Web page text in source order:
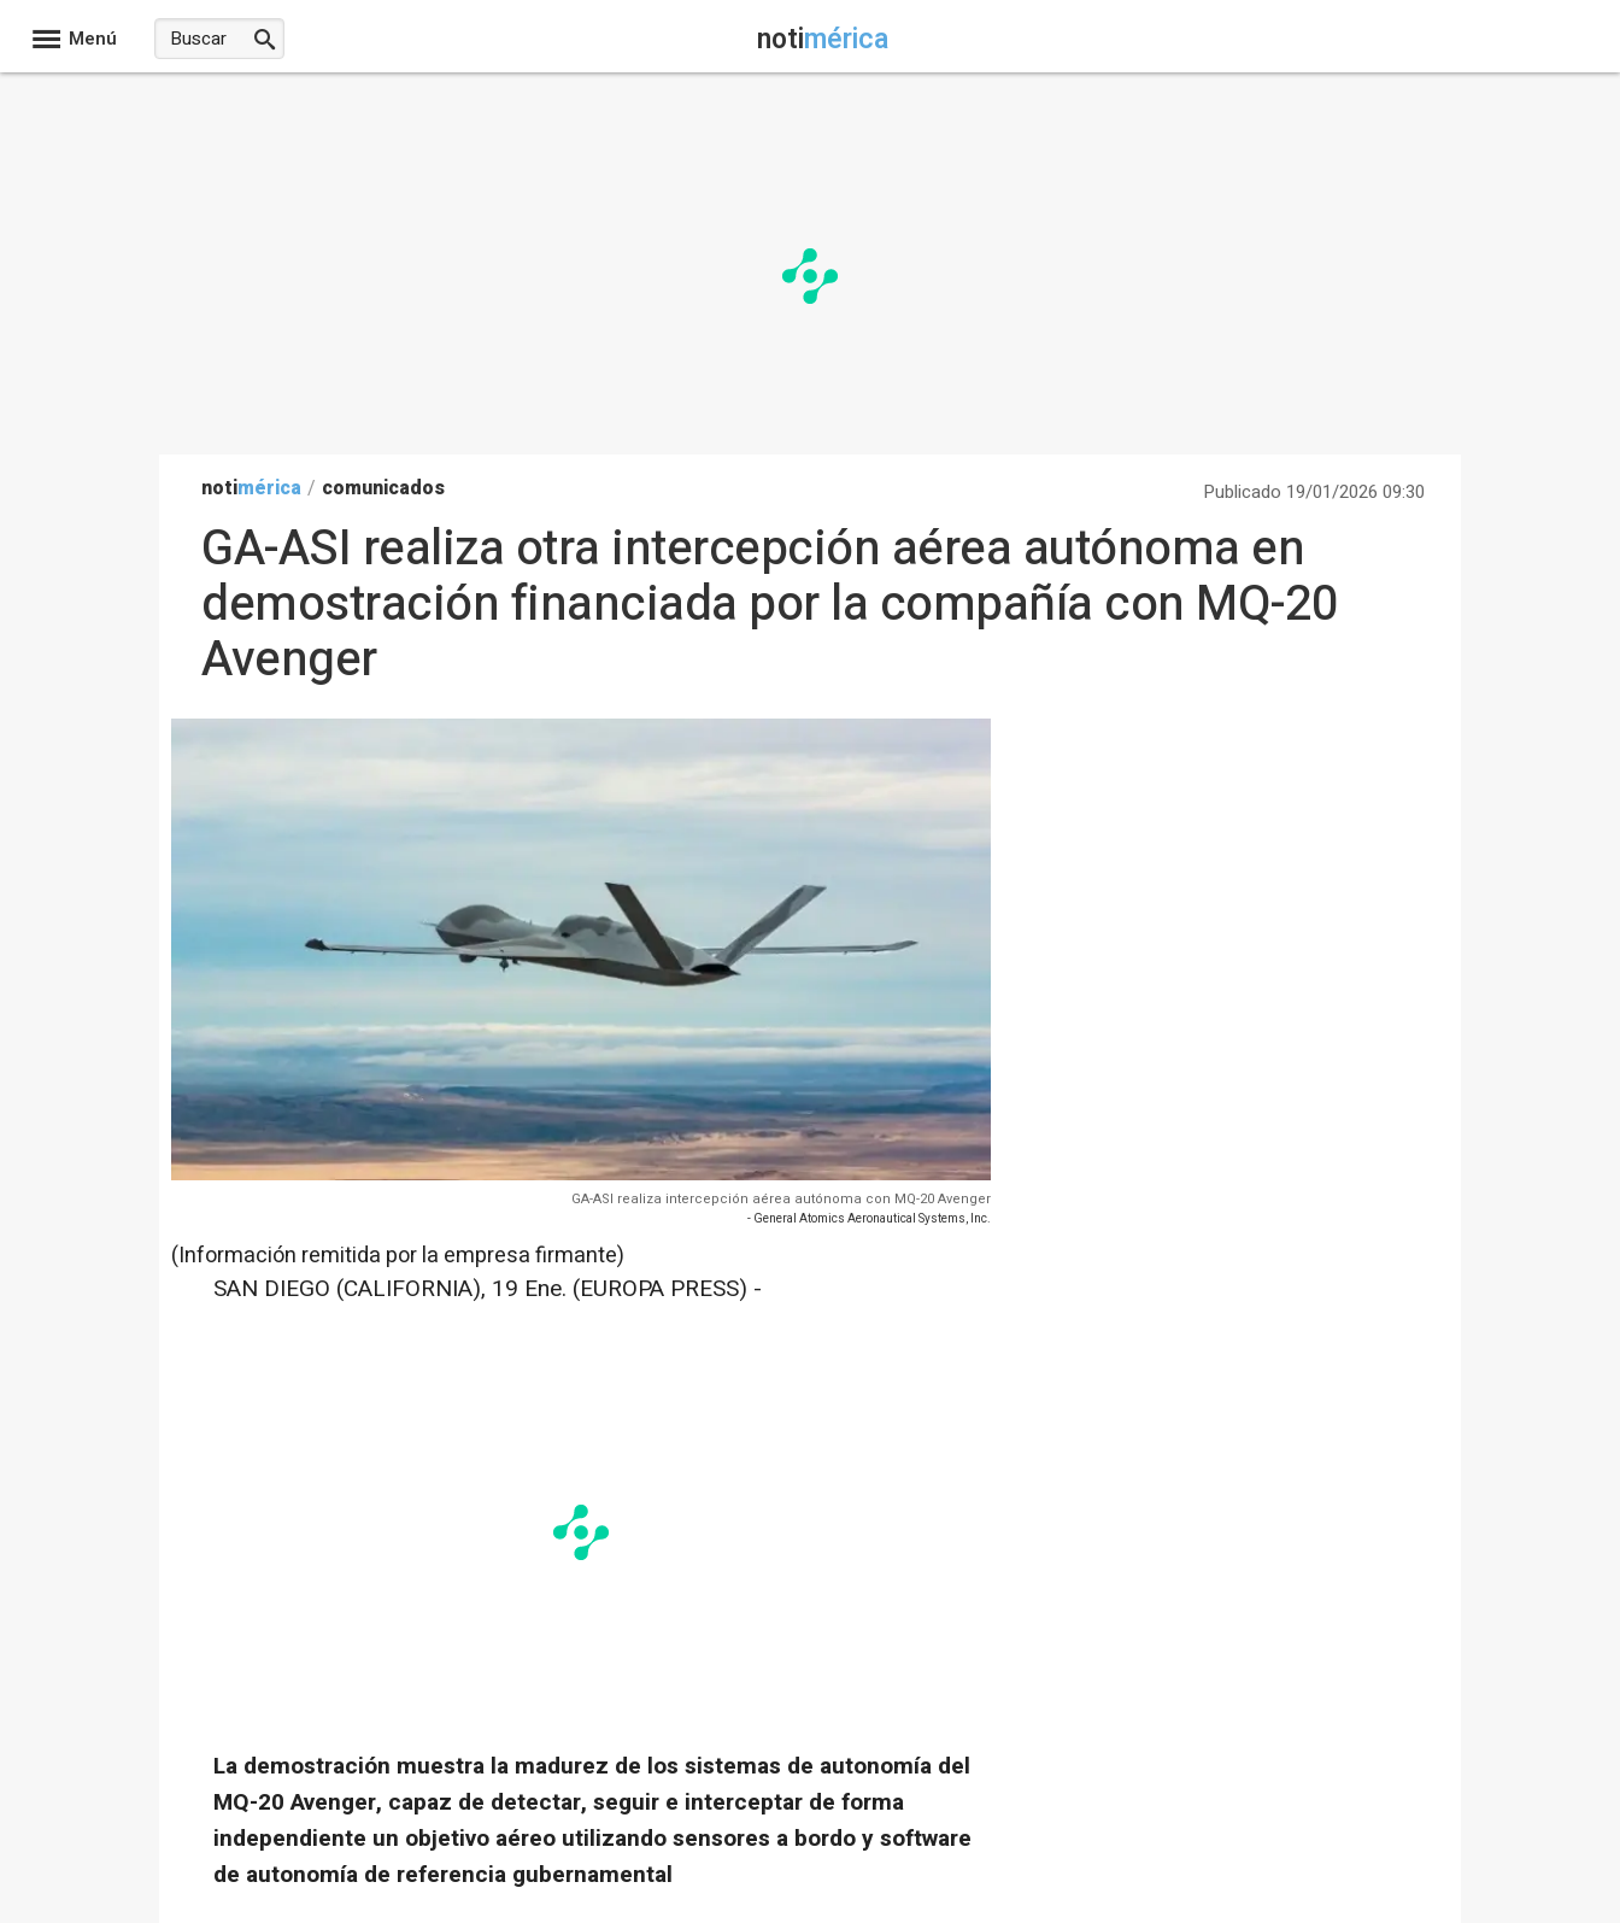
Menú notimérica
notimérica / comunicados Publicado 19/01/2026 09:30
GA-ASI realiza otra intercepción aérea autónoma en
demostración financiada por la compañía con MQ-20
Avenger
GA-ASI realiza intercepción aérea autónoma con MQ-20 Avenger
- General Atomics Aeronautical Systems, Inc.
(Información remitida por la empresa firmante)
SAN DIEGO (CALIFORNIA), 19 Ene. (EUROPA PRESS) -
La demostración muestra la madurez de los sistemas de autonomía del
MQ-20 Avenger, capaz de detectar, seguir e interceptar de forma
independiente un objetivo aéreo utilizando sensores a bordo y software
de autonomía de referencia gubernamental